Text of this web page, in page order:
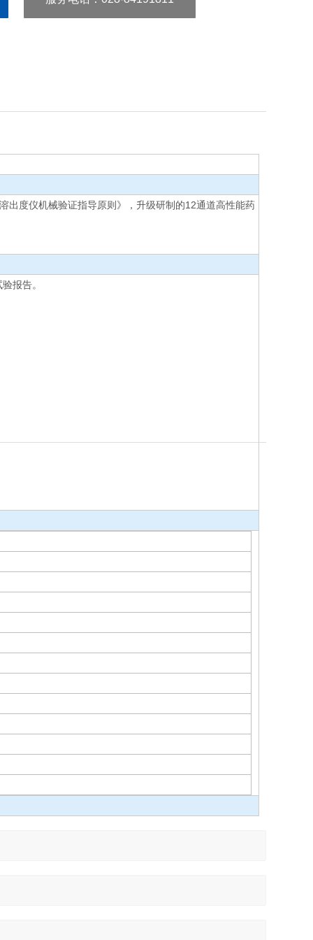
出度仪机械验证指导原则》，升级研制的12通道高性能药
报告。